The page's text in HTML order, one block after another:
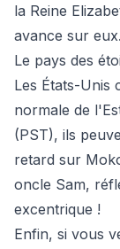
la Reine
avance sur eux.
Le pays des
Les États-Unis
normale de
(PST), ils
retard sur
oncle Sam,
excentrique !
Enfin, si vous